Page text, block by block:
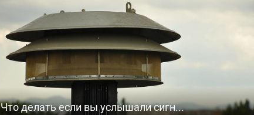
Что делать если вы услышали сигн...